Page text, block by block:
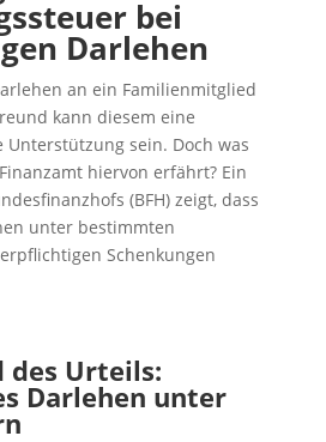
bei
Darlehen
an ein Familienmitglied
kann diesem eine
sein. Doch was
hiervon erfährt? Ein
(BFH) zeigt, dass
unter bestimmten
Schenkungen
des Urteils:
Darlehen unter